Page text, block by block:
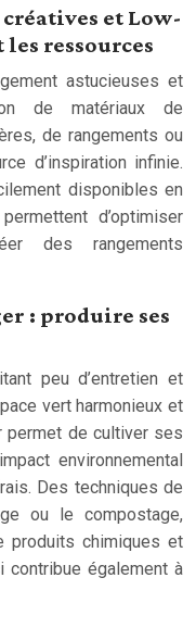
et Low-
les ressources
astucieuses et
de matériaux de
de rangements ou
d’inspiration infinie.
disponibles en
d’optimiser
des rangements
: produire ses
peu d’entretien et
vert harmonieux et
permet de cultiver ses
environnemental
Des techniques de
ou le compostage,
produits chimiques et
également à